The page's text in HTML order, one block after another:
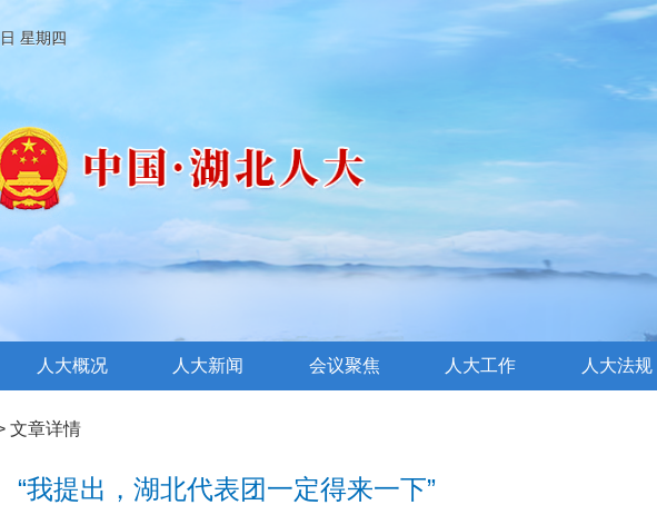
星期四
人大概况 人大新闻 会议聚焦 人大工作 人大法规
文章详情
“我提出，湖北代表团一定得来一下”